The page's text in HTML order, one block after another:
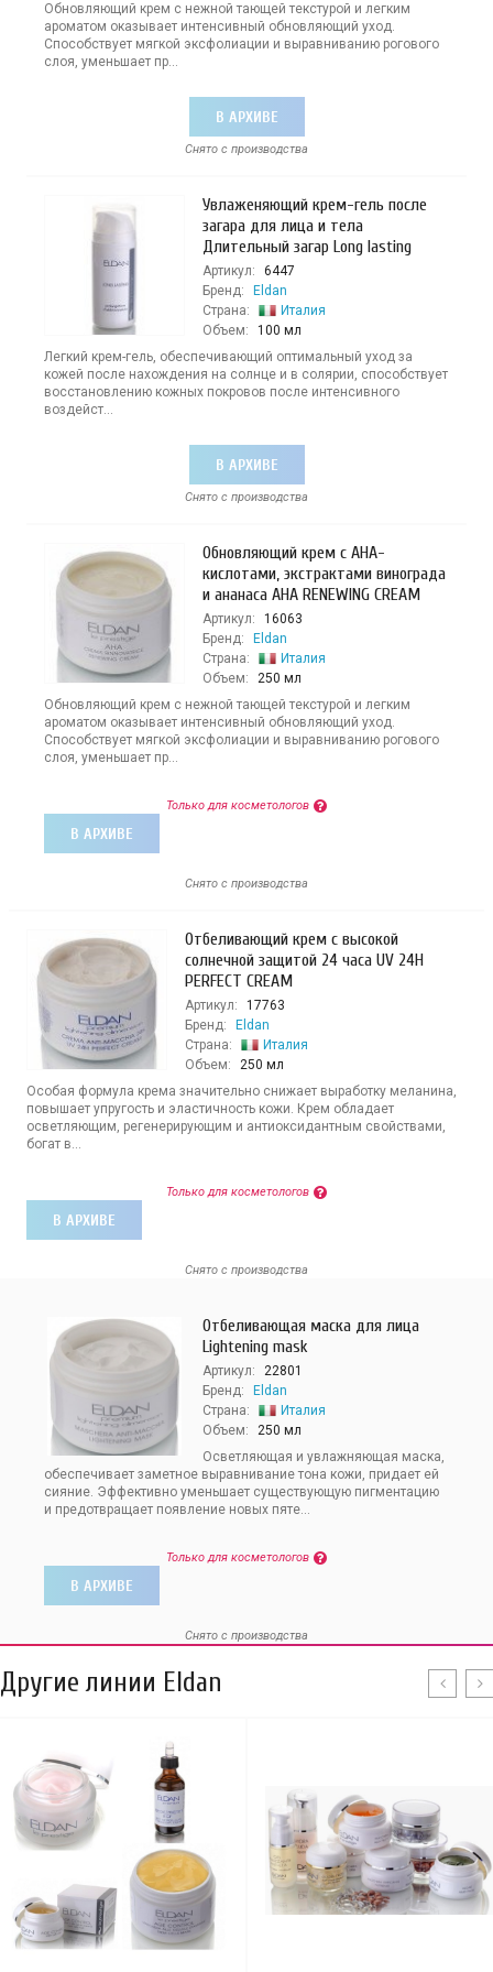
Обновляющий крем с нежной тающей текстурой и легким
ароматом оказывает интенсивный обновляющий уход.
Способствует мягкой эксфолиации и выравниванию рогового
слоя, уменьшает пр...
В АРХИВЕ
Снято с производства
Увлаженяющий крем-гель после
загара для лица и тела
Длительный загар Long lasting
Артикул:
6447
Бренд:
Eldan
Страна:
Италия
Объем:
100 мл
Легкий крем-гель, обеспечивающий оптимальный уход за
кожей после нахождения на солнце и в солярии, способствует
восстановлению кожных покровов после интенсивного
воздейст...
В АРХИВЕ
Снято с производства
Обновляющий крем с АНА-
кислотами, экстрактами винограда
и ананаса AHA RENEWING CREAM
Артикул:
16063
Бренд:
Eldan
Страна:
Италия
Объем:
250 мл
Обновляющий крем с нежной тающей текстурой и легким
ароматом оказывает интенсивный обновляющий уход.
Способствует мягкой эксфолиации и выравниванию рогового
слоя, уменьшает пр...
Только для косметологов
В АРХИВЕ
Снято с производства
Отбеливающий крем с высокой
солнечной защитой 24 часа UV 24H
PERFECT CREAM
Артикул:
17763
Бренд:
Eldan
Страна:
Италия
Объем:
250 мл
Особая формула крема значительно снижает выработку меланина,
повышает упругость и эластичность кожи. Крем обладает
осветляющим, регенерирующим и антиоксидантным свойствами,
богат в...
Только для косметологов
В АРХИВЕ
Снято с производства
Отбеливающая маска для лица
Lightening mask
Артикул:
22801
Бренд:
Eldan
Страна:
Италия
Объем:
250 мл
Осветляющая и увлажняющая маска,
обеспечивает заметное выравнивание тона кожи, придает ей
сияние. Эффективно уменьшает существующую пигментацию
и предотвращает появление новых пяте...
Только для косметологов
В АРХИВЕ
Снято с производства
Другие линии Eldan